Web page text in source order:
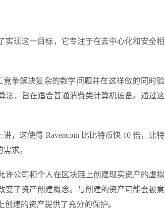
实现这一目标，它专注于在去中心化和安全相
竞争解决复杂的数学问题并在这样做的同时验
法，旨在适合普通消费类计算机设备。通过这
，这使得 Ravencoin 比比特币快 10 倍，比特
求。
许公司和个人在区块链上创建现实资产的虚拟
变了资产创建概念。与创建的资产可能会被意
建的资产提供了充分的保护。